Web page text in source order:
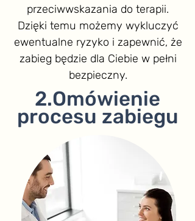
przeciwwskazania do terapii.
Dzięki temu możemy wykluczyć
ewentualne ryzyko i zapewnić, że
zabieg będzie dla Ciebie w pełni
bezpieczny.
2.Omówienie
procesu zabiegu